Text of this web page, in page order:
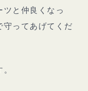
と仲良くなっ
守ってあげてくだ